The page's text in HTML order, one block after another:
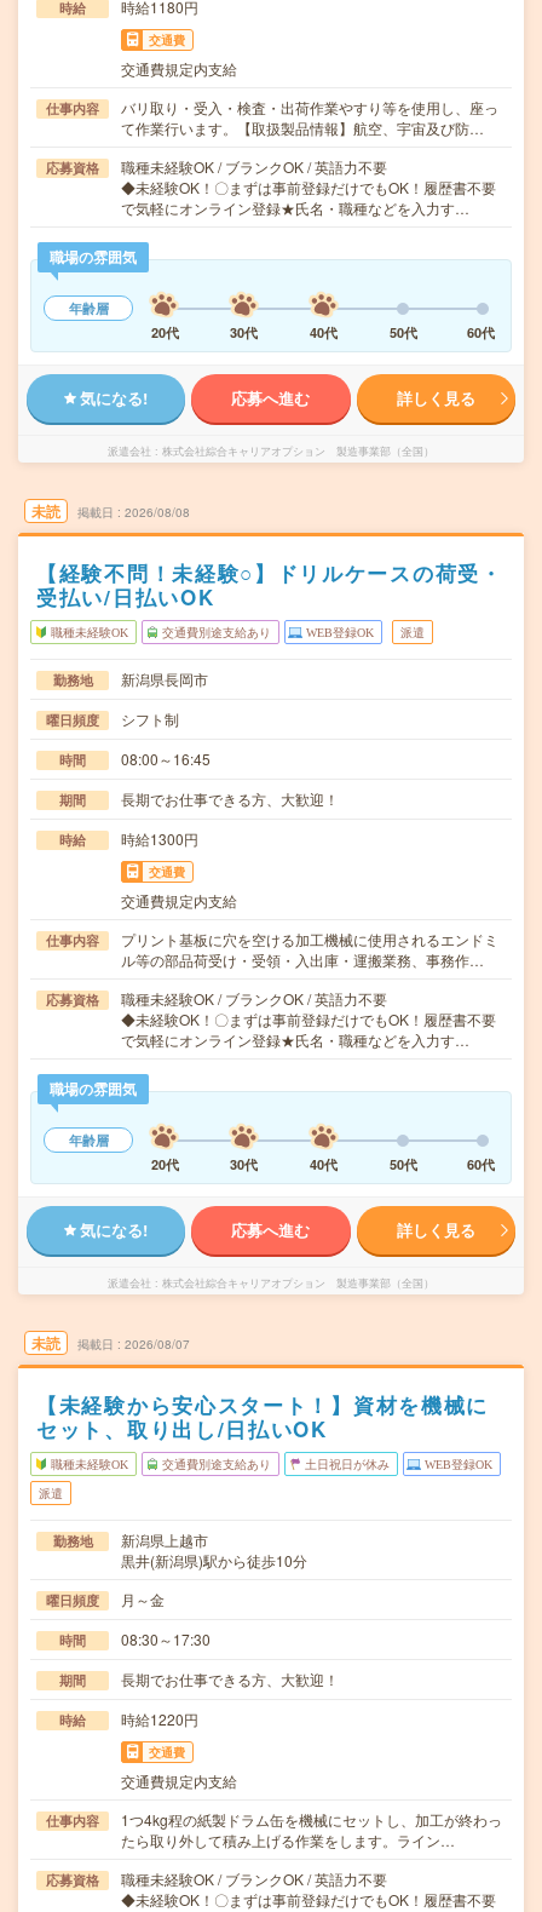
時給 時給1180円
交通費
交通費規定内支給
仕事内容
バリ取り・受入・検査・出荷作業やすり等を使用し、座っ
て作業行います。【取扱製品情報】航空、宇宙及び防…
応募資格
職種未経験OK / ブランクOK / 英語力不要
◆未経験OK！〇まずは事前登録だけでもOK！履歴書不要
で気軽にオンライン登録★氏名・職種などを入力す…
職場の雰囲気
年齢層
20代
30代 40代 50代 60代
気になる! 応募へ進む 詳しく見る
派遣会社 株式会社綜合キャリアオプション 製造事業部（全国）
未読 掲載日 2026/08/08
【経験不問！未経験○】ドリルケースの荷受・
受払い/日払いOK
職種未経験OK 交通費別途支給あり WEB登録OK 派遣
勤務地 新潟県長岡市
曜日頻度 シフト制
時間 08:00～16:45
期間 長期でお仕事できる方、大歓迎！
時給 時給1300円
交通費
交通費規定内支給
仕事内容
プリント基板に穴を空ける加工機械に使用されるエンドミ
ル等の部品荷受け・受領・入出庫・運搬業務、事務作…
応募資格
職種未経験OK / ブランクOK / 英語力不要
◆未経験OK！〇まずは事前登録だけでもOK！履歴書不要
で気軽にオンライン登録★氏名・職種などを入力す…
職場の雰囲気
年齢層
20代
30代 40代 50代 60代
気になる! 応募へ進む 詳しく見る
派遣会社 株式会社綜合キャリアオプション 製造事業部（全国）
未読 掲載日 2026/08/07
【未経験から安心スタート！】資材を機械に
セット、取り出し/日払いOK
職種未経験OK 交通費別途支給あり 土日祝日が休み WEB登録OK
派遣
勤務地
新潟県上越市
黒井(新潟県)駅から徒歩10分
曜日頻度 月～金
時間 08:30～17:30
期間 長期でお仕事できる方、大歓迎！
時給 時給1220円
交通費
交通費規定内支給
仕事内容
1つ4kg程の紙製ドラム缶を機械にセットし、加工が終わっ
たら取り外して積み上げる作業をします。ライン…
応募資格
職種未経験OK / ブランクOK / 英語力不要
◆未経験OK！〇まずは事前登録だけでもOK！履歴書不要